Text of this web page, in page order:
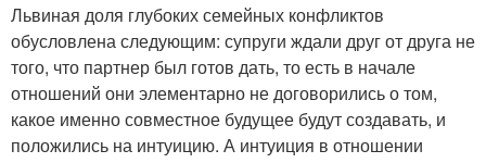
Львиная доля глубоких семейных конфликтов
обусловлена следующим: супруги ждали друг от друга не
того, что партнер был готов дать, то есть в начале
отношений они элементарно не договорились о том,
какое именно совместное будущее будут создавать, и
положились на интуицию. А интуиция в отношении